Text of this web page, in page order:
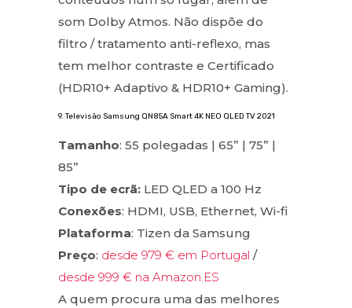
som Dolby Atmos. Não dispõe do
filtro / tratamento anti-reflexo, mas
tem melhor contraste e Certificado
(HDR10+ Adaptivo & HDR10+ Gaming).
9. Televisão Samsung QN85A Smart 4K NEO QLED TV 2021
Tamanho: 55 polegadas | 65” | 75” |
85”
Tipo de ecrã: LED QLED a 100 Hz
Conexões: HDMI, USB, Ethernet, Wi-fi
Plataforma: Tizen da Samsung
Preço: desde 979 € em Portugal /
desde 999 € na Amazon.ES
A quem procura uma das melhores